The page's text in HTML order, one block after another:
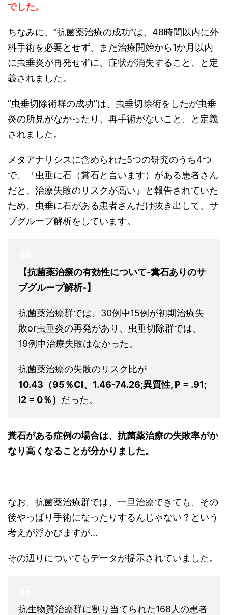
でした。
ちなみに、”抗菌薬治療の成功”は、48時間以内に外
科手術を必要とせず、また治療開始から1か月以内
に虫垂炎が再発せずに、症状が消失すること、と定
義されました。
”虫垂切除術群の成功”は、虫垂切除術をしたが虫垂
炎の所見がなかったり、再手術がないこと、と定義
されました。
メタアナリシスに含められた5つの研究のうち4つ
で、『虫垂に石（糞石と言います）がある患者さん
だと、治療失敗のリスクが高い』と報告されていた
ため、虫垂に石がある患者さんだけ抜き出して、サ
ブグループ解析をしています。
【抗菌薬治療の有効性について-糞石ありのサ
ブグループ解析-】
抗菌薬治療群では、30例中15例が初期治療失
敗or虫垂炎の再発があり、虫垂切除群では、
19例中治療失敗はなかった。
抗菌薬治療の失敗のリスク比が
10.43（95％CI、1.46-74.26;異質性, P = .91;
I2 = 0％） だった。
糞石がある症例の場合は、抗菌薬治療の失敗率がか
なり高くなることが分かりました。
なお、抗菌薬治療群では、一旦治療できても、その
後やっぱり手術になったりするんじゃない？という
考えが浮かびますが…
その辺りについてもデータが提示されていました。
抗生物質治療群に割り当てられた168人の患者